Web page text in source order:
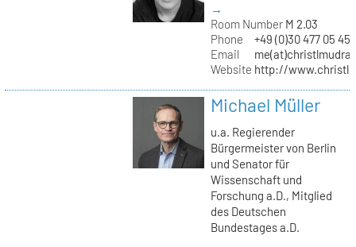
→
Room NumberM 2.03
Phone
+49 (0)30 477 05
Email
Website http://
Michael Müller
u.a. Regierender
Bürgermeister von Berlin
und Senator für
Wissenschaft und
Forschung a.D., Mitglied
des Deutschen
Bundestages a.D.